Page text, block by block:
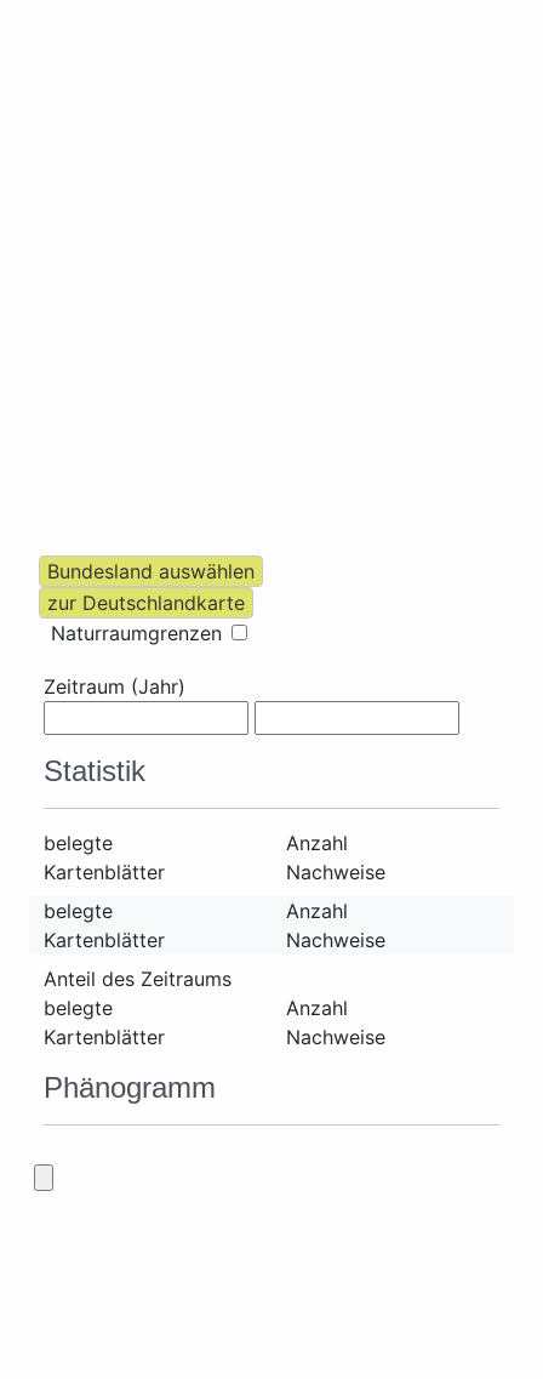
Naturraumgrenzen
Zeitraum (Jahr)
Statistik
belegte
Kartenblätter
Anzahl
Nachweise
belegte
Kartenblätter
Anzahl
Nachweise
Anteil des Zeitraums
belegte
Kartenblätter
Anzahl
Nachweise
Phänogramm